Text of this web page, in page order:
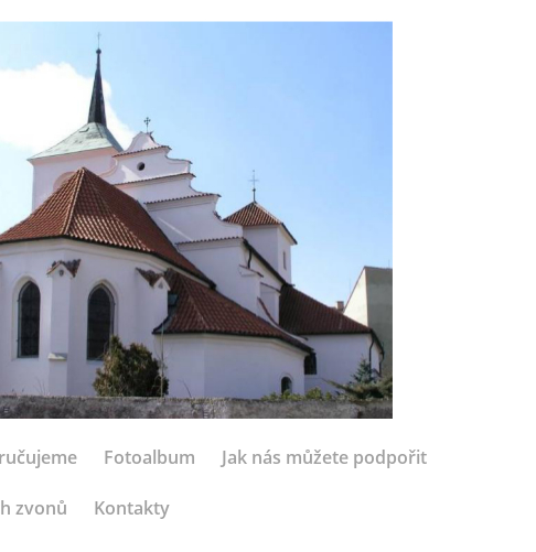
Fotoalbum Jak nás můžete podpořit
zvonů Kontakty